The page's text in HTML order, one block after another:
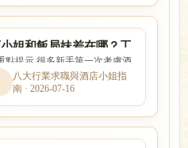
姐和飯局妹差在哪？工
、外型條件與收入方式
點提示 很多新手第一次考慮酒
時，會同時擔心工作內容、安
收入、上班時間與是...
八大行業求職與酒店小姐指
南 · 2026-07-16